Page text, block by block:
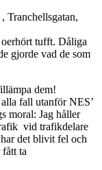
Tranchellsgatan,
oerhört tufft. Dåliga
gjorde vad de som
dem!
fall utanför NES’
moral: Jag håller
vid trafikdelare
det blivit fel och
ta